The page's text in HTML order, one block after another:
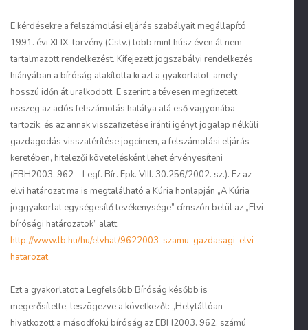
E kérdésekre a felszámolási eljárás szabályait megállapító
1991. évi XLIX. törvény (Cstv.) több mint húsz éven át nem
tartalmazott rendelkezést. Kifejezett jogszabályi rendelkezés
hiányában a bíróság alakította ki azt a gyakorlatot, amely
hosszú időn át uralkodott. E szerint a tévesen megfizetett
összeg az adós felszámolás hatálya alá eső vagyonába
tartozik, és az annak visszafizetése iránti igényt jogalap nélküli
gazdagodás visszatérítése jogcímen, a felszámolási eljárás
keretében, hitelezői követelésként lehet érvényesíteni
(EBH2003. 962 – Legf. Bír. Fpk. VIII. 30.256/2002. sz.). Ez az
elvi határozat ma is megtalálható a Kúria honlapján „A Kúria
joggyakorlat egységesítő tevékenysége” címszón belül az „Elvi
bírósági határozatok” alatt:
http://www.lb.hu/hu/elvhat/9622003-szamu-gazdasagi-elvi-
hatarozat
Ezt a gyakorlatot a Legfelsőbb Bíróság később is
megerősítette, leszögezve a következőt: „Helytállóan
hivatkozott a másodfokú bíróság az EBH2003. 962. számú